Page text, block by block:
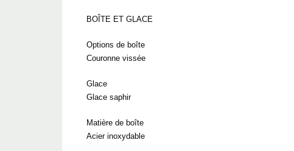
BOÎTE ET GLACE
Options de boîte
Couronne vissée
Glace
Glace saphir
Matière de boîte
Acier inoxydable